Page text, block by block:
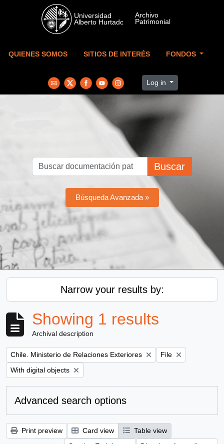
Skip to main content
QUIENES SOMOS SITIOS DE INTERÉS FONDOS
Log in
Buscar
Búsqueda Avanzada »
Narrow your results by:
Showing 1 results
Archival description
Remove filter:
Chile. Ministerio de Relaciones Exteriores Remove filter:
File
Remove filter:
With digital objects
Advanced search options
Print preview Card view
Table view